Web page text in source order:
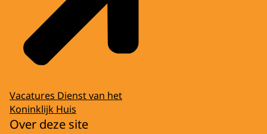
Vacatures Dienst van het
Koninklijk Huis
Over deze site